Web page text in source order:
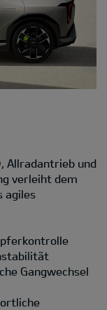
Allradantrieb und
verleiht dem
agiles
Gangwechsel